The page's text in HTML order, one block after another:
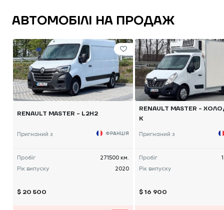
АВТОМОБІЛІ НА ПРОДАЖ
RENAULT MASTER - L2H2
Пригнаний з ФРАНЦІЯ
Пробіг
271500 км.
Рік випуску
2020
$ 20 500
RENAULT MASTER -
К
Пригнаний з
Пробіг
Рік випуску
$ 16 900